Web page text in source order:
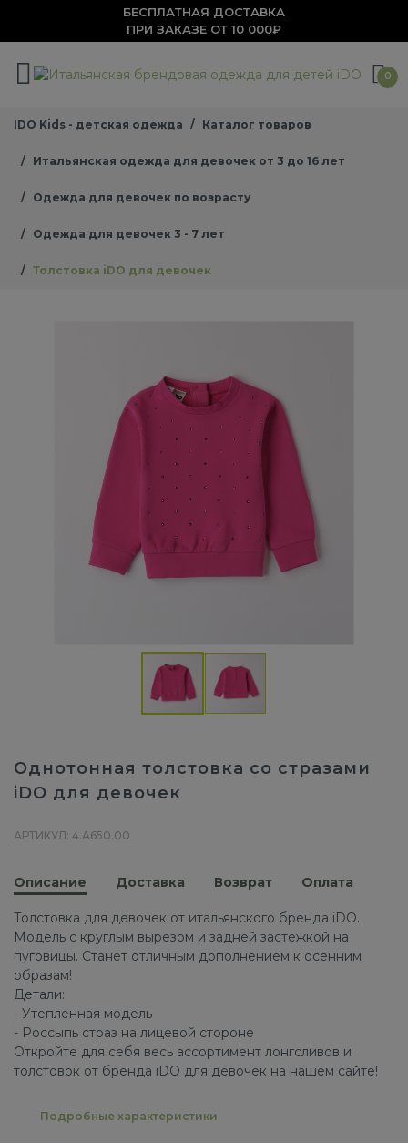
БЕСПЛАТНАЯ ДОСТАВКА
ПРИ ЗАКАЗЕ ОТ 10 000₽
0
IDO Kids - детская одежда Каталог товаров
Итальянская одежда для девочек от 3 до 16 лет
Одежда для девочек по возрасту
Одежда для девочек 3 - 7 лет
Толстовка iDO для девочек
Однотонная толстовка со стразами
iDO для девочек
АРТИКУЛ: 4.A650.00
Описание Доставка Возврат Оплата
Толстовка для девочек от итальянского бренда iDO.
Модель с круглым вырезом и задней застежкой на
пуговицы. Станет отличным дополнением к осенним
образам!
Детали:
- Утепленная модель
- Россыпь страз на лицевой стороне
Откройте для себя весь ассортимент лонгсливов и
толстовок от бренда iDO для девочек на нашем сайте!
Подробные характеристики